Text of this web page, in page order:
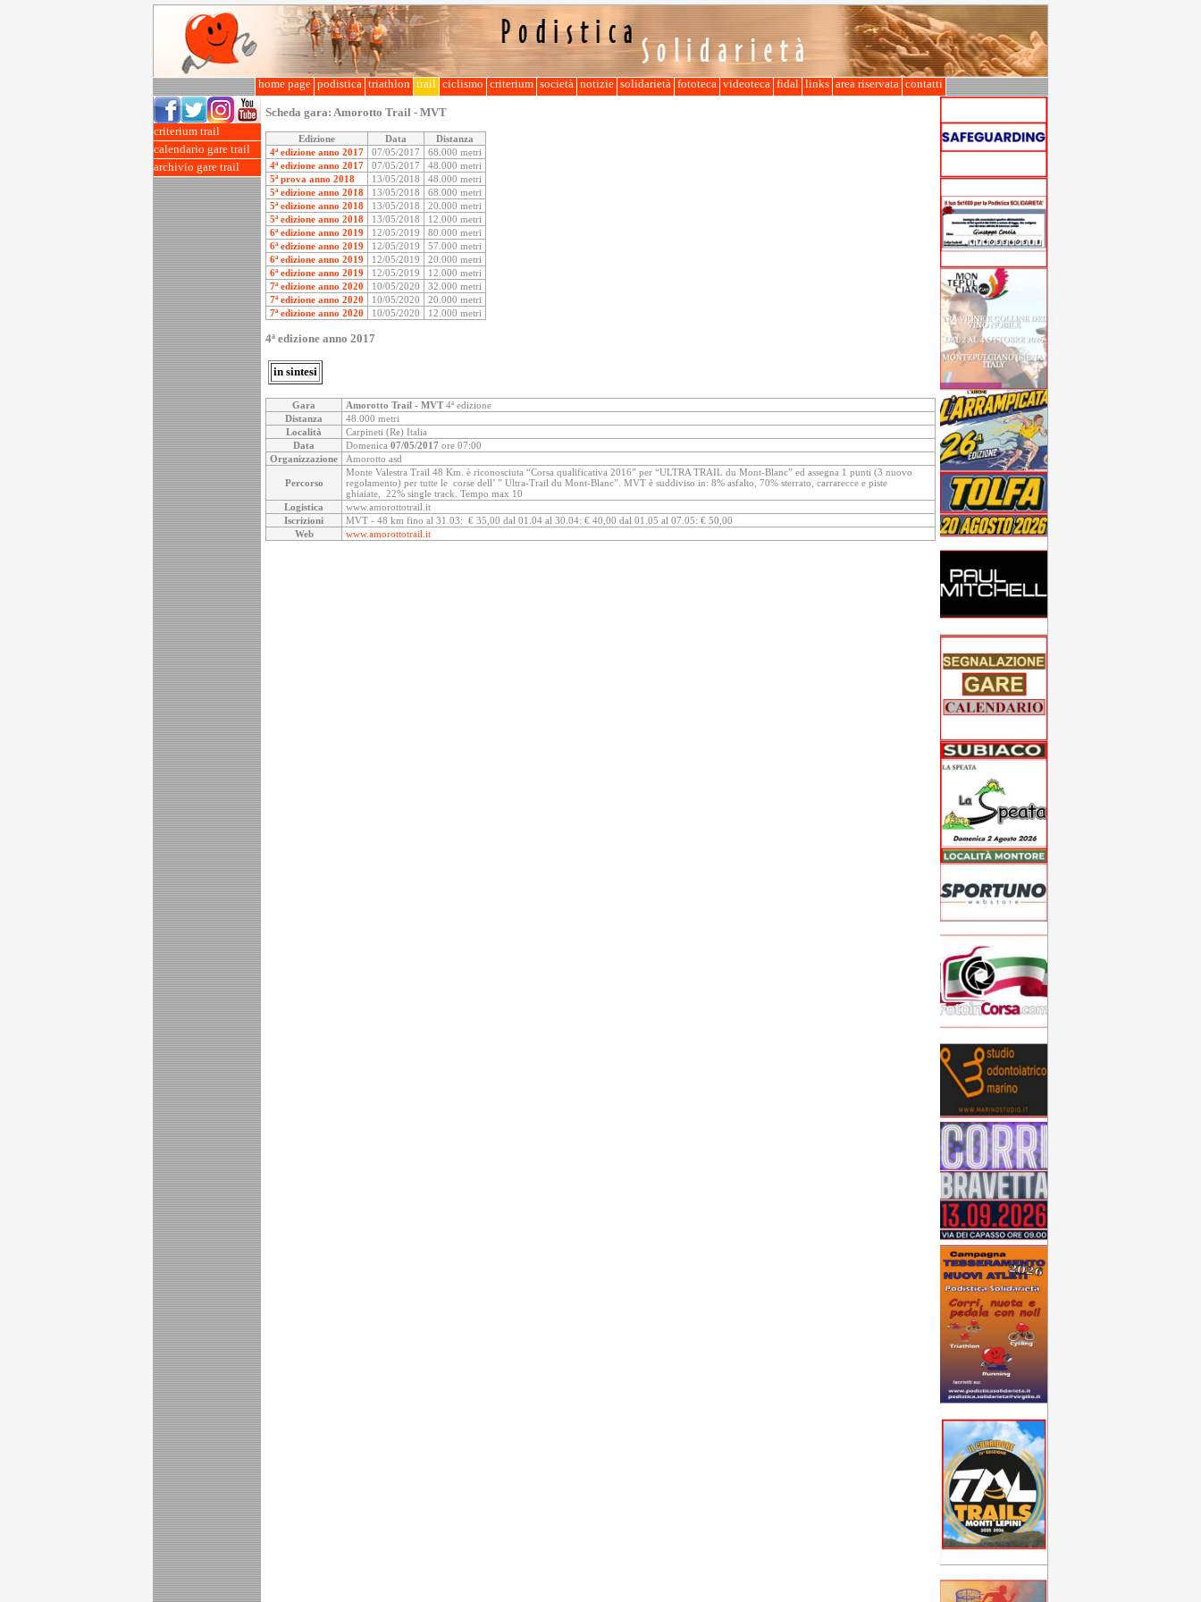
home page podistica triathlon trail ciclismo criterium società notizie solidarietà fototeca videoteca fidal links area riservata contatti
criterium trail
calendario gare trail
archivio gare trail
Scheda gara: Amorotto Trail - MVT
Edizione Data
Distanza
4ª edizione anno 2017
07/05/2017
68.000 metri
4ª edizione anno 2017
07/05/2017
48.000 metri
5ª prova anno 2018
13/05/2018
48.000 metri
5ª edizione anno 2018
13/05/2018
68.000 metri
5ª edizione anno 2018
13/05/2018
20.000 metri
5ª edizione anno 2018
13/05/2018
12.000 metri
6ª edizione anno 2019
12/05/2019
80.000 metri
6ª edizione anno 2019
12/05/2019
57.000 metri
6ª edizione anno 2019
12/05/2019
20.000 metri
6ª edizione anno 2019
12/05/2019
12.000 metri
7ª edizione anno 2020
10/05/2020
32.000 metri
7ª edizione anno 2020
10/05/2020
20.000 metri
7ª edizione anno 2020
10/05/2020 12.000 metri
4ª edizione anno 2017
in sintesi
Gara Amorotto Trail - MVT 4ª edizione
Distanza
48.000 metri
Località
Carpineti (Re) Italia
Data
Domenica 07/05/2017 ore 07:00
Organizzazione
Amorotto asd
Percorso
Monte Valestra Trail 48 Km. è riconosciuta “Corsa qualificativa 2016” per “ULTRA TRAIL du Mont-Blanc” ed assegna 1 punti (3 nuovo
regolamento) per tutte le corse dell’ ” Ultra-Trail du Mont-Blanc”. MVT è suddiviso in: 8% asfalto, 70% sterrato, carrarecce e piste
ghiaiate, 22% single track. Tempo max 10
Logistica
www.amorottotrail.it
Iscrizioni
MVT - 48 km fino al 31.03: € 35,00 dal 01.04 al 30.04: € 40,00 dal 01.05 al 07.05: € 50,00
Web
www.amorottotrail.it